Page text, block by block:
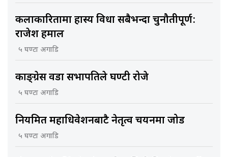
कलाकारितामा हास्य विधा सबैभन्दा चुनौतीपूर्ण:
राजेश हमाल
५ घण्टा अगाडि
काङ्ग्रेस वडा सभापतिले घण्टी रोजे
५ घण्टा अगाडि
नियमित महाधिवेशनबाटै नेतृत्व चयनमा जोड
५ घण्टा अगाडि